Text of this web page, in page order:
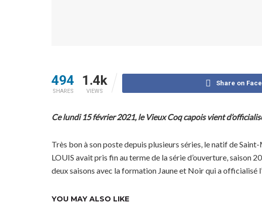
494
SHARES
1.4k
VIEWS
Share on
Ce lundi 15 février 2021, le Vieux Coq capois vient
Très bon à son poste depuis plusieurs séries, le natif de
LOUIS avait pris fin au terme de la série d’ouverture, saison
deux saisons avec la formation Jaune et Noir qui a
YOU MAY ALSO LIKE